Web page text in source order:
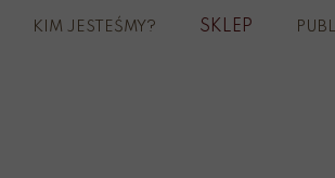
KIM JESTEŚMY? SKLEP